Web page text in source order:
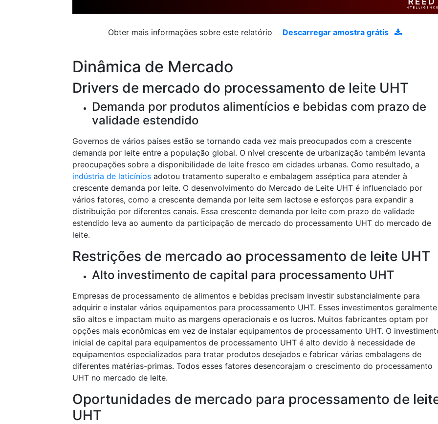
Obter mais informações sobre este relatório Descarregar amostra grátis
Dinâmica de Mercado
Drivers de mercado do processamento de leite UHT
Demanda por produtos alimentícios e bebidas com prazo de
validade estendido
Governos de vários países estão se tornando cada vez mais preocupados com a crescente
demanda por leite entre a população global. O nível crescente de urbanização também levanta
preocupações sobre a disponibilidade de leite fresco em cidades urbanas. Como resultado, a
indústria de laticínios adotou tratamento superalto e embalagem asséptica para atender à
crescente demanda por leite. O desenvolvimento do Mercado de Leite UHT é influenciado por
vários fatores, como a crescente demanda por leite sem lactose e esforços para expandir a
distribuição por diferentes canais. Essa crescente demanda por leite com prazo de validade
estendido leva ao aumento da participação de mercado do processamento UHT do mercado de
leite.
Restrições de mercado ao processamento de leite UHT
Alto investimento de capital para processamento UHT
Empresas de processamento de alimentos e bebidas precisam investir substancialmente para
adquirir e instalar vários equipamentos para processamento UHT. Esses investimentos geralmente
são altos e impactam muito as margens operacionais e os lucros. Muitos fabricantes optam por
opções mais econômicas em vez de instalar equipamentos de processamento UHT. O
inicial de capital para equipamentos de processamento UHT é alto devido à necessidade de
equipamentos especializados para tratar produtos desejados e fabricar várias embalagens de
diferentes matérias-primas. Todos esses fatores desencorajam o crescimento do processamento
UHT no mercado de leite.
Oportunidades de mercado para processamento de
UHT